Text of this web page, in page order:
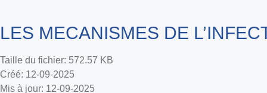
LES MECANISMES DE
Taille du fichier: 572.57 KB
Créé: 12-09-2025
Mis à jour: 12-09-2025